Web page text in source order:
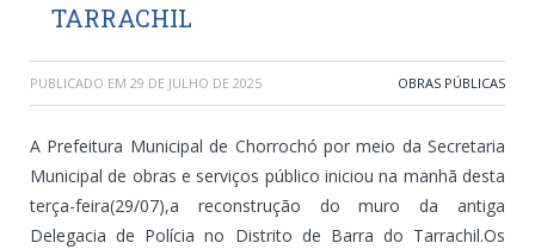
TARRACHIL
PUBLICADO EM 29 DE JULHO DE 2025 OBRAS PÚBLICAS
A Prefeitura Municipal de Chorrochó por meio da Secretaria
Municipal de obras e serviços público iniciou na manhã desta
terça-feira(29/07),a reconstrução do muro da antiga
Delegacia de Polícia no Distrito de Barra do Tarrachil.Os